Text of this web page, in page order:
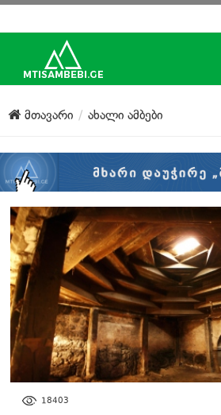
საიტის
მთავარი
ქართული საქმე
ჩვენ შესახებ
კონტაქტი
მთავარი ახალი ამბები
18403